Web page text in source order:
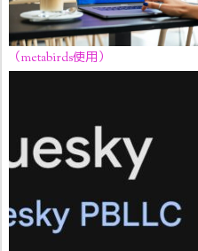
（metabirds使用）